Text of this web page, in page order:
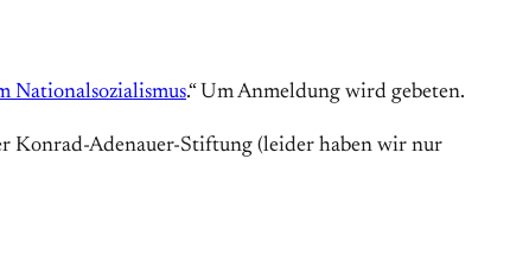
Nationalsozialismus.“ Um Anmeldung wird gebeten.
Konrad-Adenauer-Stiftung (leider haben wir nur